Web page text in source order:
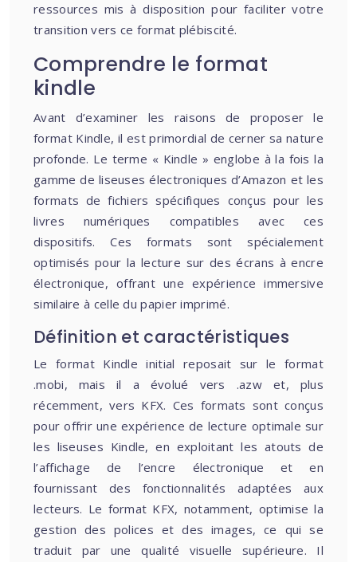
ressources mis à disposition pour faciliter votre
transition vers ce format plébiscité.
Comprendre le format
kindle
Avant d’examiner les raisons de proposer le
format Kindle, il est primordial de cerner sa nature
profonde. Le terme « Kindle » englobe à la fois la
gamme de liseuses électroniques d’Amazon et les
formats de fichiers spécifiques conçus pour les
livres numériques compatibles avec ces
dispositifs. Ces formats sont spécialement
optimisés pour la lecture sur des écrans à encre
électronique, offrant une expérience immersive
similaire à celle du papier imprimé.
Définition et caractéristiques
Le format Kindle initial reposait sur le format
.mobi, mais il a évolué vers .azw et, plus
récemment, vers KFX. Ces formats sont conçus
pour offrir une expérience de lecture optimale sur
les liseuses Kindle, en exploitant les atouts de
l’affichage de l’encre électronique et en
fournissant des fonctionnalités adaptées aux
lecteurs. Le format KFX, notamment, optimise la
gestion des polices et des images, ce qui se
traduit par une qualité visuelle supérieure. Il